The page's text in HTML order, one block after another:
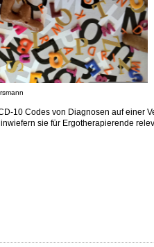
10 Codes von Diagnosen auf einer
sie für Ergotherapierende